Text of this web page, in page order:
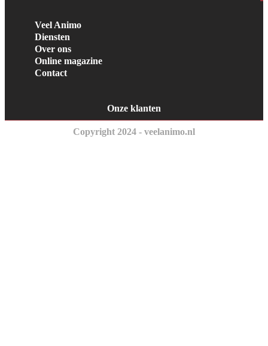
Veel Animo
Diensten
Over ons
Online magazine
Contact
Onze klanten
Copyright 2024 - veelanimo.nl